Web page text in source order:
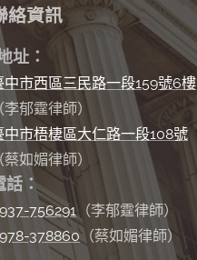
絡資訊
址：
中市西區三民路一段159號6樓
李郁霆律師）
中市梧棲區大仁路一段108號
蔡如媚律師）
話：
756291（李郁霆律師）
378860（蔡如媚律師）